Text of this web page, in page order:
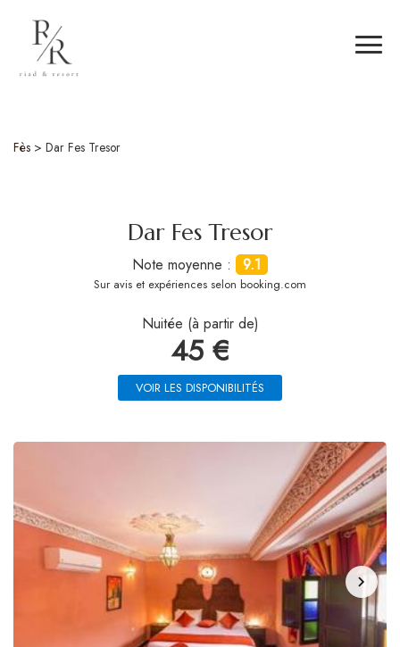
Fès > Dar Fes Tresor
Dar Fes Tresor
Note moyenne : 9.1
Sur avis et expériences selon booking.com
Nuitée (à partir de)
45 €
VOIR LES DISPONIBILITÉS
chevron_right